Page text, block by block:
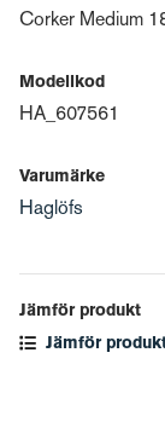
Corker Medium
Modellkod
HA_607561
Varumärke
Haglöfs
Jämför produkt
Jämför